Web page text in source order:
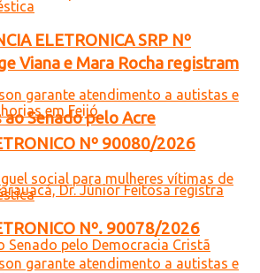
Viana e Mara Rocha registram
Senado pelo Acre
ELETRONICA SRP Nº
Nº 90080/2026
Nº. 90078/2026